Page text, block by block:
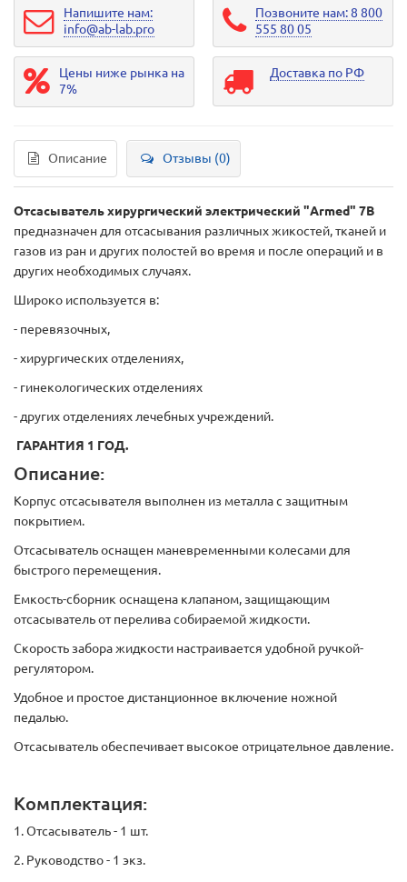
Напишите нам:
info@ab-lab.pro
Позвоните нам: 8 800
555 80 05
Цены ниже рынка на
7%
Доставка по РФ
Описание Отзывы (0)
Отсасыватель хирургический электрический "Armed" 7В
предназначен для отсасывания различных жикостей, тканей и
газов из ран и других полостей во время и после операций и в
других необходимых случаях.
Широко используется в:
- перевязочных,
- хирургических отделениях,
- гинекологических отделениях
- других отделениях лечебных учреждений.
ГАРАНТИЯ 1 ГОД.
Описание:
Корпус отсасывателя выполнен из металла с защитным
покрытием.
Отсасыватель оснащен маневременными колесами для
быстрого перемещения.
Емкость-сборник оснащена клапаном, защищающим
отсасыватель от перелива собираемой жидкости.
Скорость забора жидкости настраивается удобной ручкой-
регулятором.
Удобное и простое дистанционное включение ножной
педалью.
Отсасыватель обеспечивает высокое отрицательное давление.
Комплектация:
1. Отсасыватель - 1 шт.
2. Руководство - 1 экз.